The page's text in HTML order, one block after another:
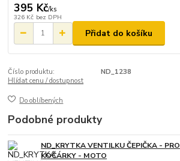
395 Kč/ks
326 Kč bez DPH
Přidat do košíku
Číslo produktu:
ND_1238
Hlídat cenu / dostupnost
Do oblíbených
Podobné produkty
ND_KRYTKA VENTILKU ČEPIČKA - PRO
KOČÁRKY - MOTO